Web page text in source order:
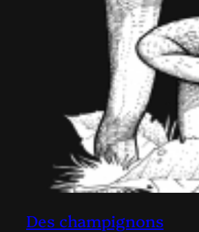
Des champignons